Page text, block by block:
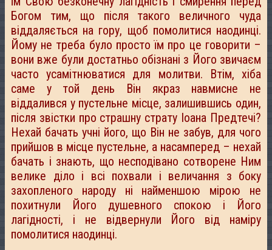
Богом тим, що після такого величного чуда
віддаляється на гору, щоб помолитися наодинці.
Йому не треба було просто їм про це говорити –
вони вже були достатньо обізнані з Його звичаєм
часто усамітнюватися для молитви. Втім, хіба
саме у той день Він якраз навмисне не
віддалився у пустельне місце, залишившись один,
після звістки про страшну страту Іоана Предтечі?
Нехай бачать учні його, що Він не забув, для чого
прийшов в місце пустельне, а насамперед – нехай
бачать і знають, що несподівано сотворене Ним
велике діло і всі похвали і величання з боку
захопленого народу ні найменшою мірою не
похитнули Його душевного спокою і Його
лагідності, і не відвернули Його від наміру
помолитися наодинці.